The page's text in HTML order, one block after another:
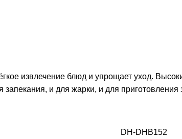
извлечение блюд и упрощает уход.
и для жарки, и для
DH-DHB152